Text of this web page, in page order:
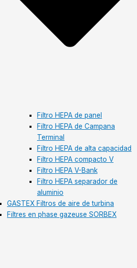
Filtro HEPA de panel
Filtro HEPA de Campana
Terminal
Filtro HEPA de alta capacidad
Filtro HEPA compacto V
Filtro HEPA V-Bank
Filtro HEPA separador de
aluminio
GASTEX Filtros de aire de turbina
Filtres en phase gazeuse SORBEX